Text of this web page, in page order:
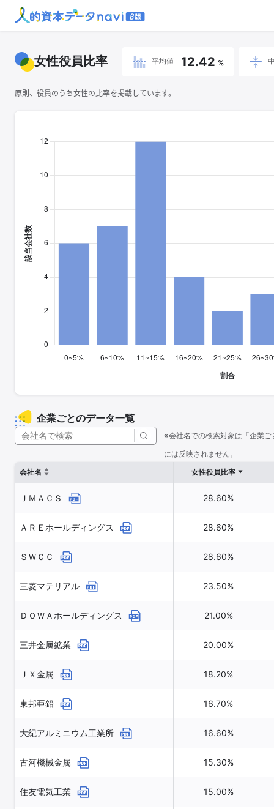
女性役員比率 平均値 12.42 %
原則、役員のうち女性の比率を掲載しています。
企業ごとのデータ一覧
※会社名での検索対象は「企業
には反映されません。
会社名
女性役員比率
ＪＭＡＣＳ 28.60%
ＡＲＥホールディングス 28.60%
ＳＷＣＣ 28.60%
三菱マテリアル 23.50%
ＤＯＷＡホールディングス 21.00%
三井金属鉱業 20.00%
ＪＸ金属 18.20%
東邦亜鉛 16.70%
大紀アルミニウム工業所 16.60%
古河機械金属 15.30%
住友電気工業 15.00%